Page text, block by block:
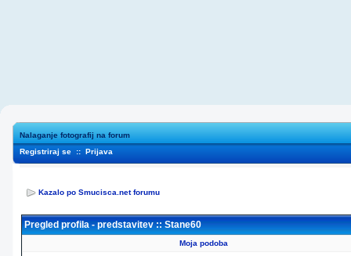
Nalaganje fotografij na forum
Registriraj se :: Prijava
Kazalo po Smucisca.net forumu
Pregled profila - predstavitev :: Stane60
Moja podoba